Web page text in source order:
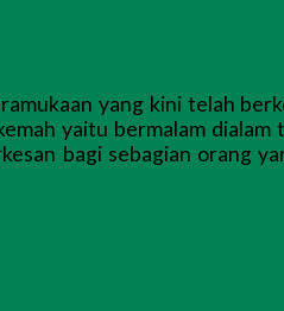
yang kini telah
yaitu bermalam dialam
bagi sebagian orang